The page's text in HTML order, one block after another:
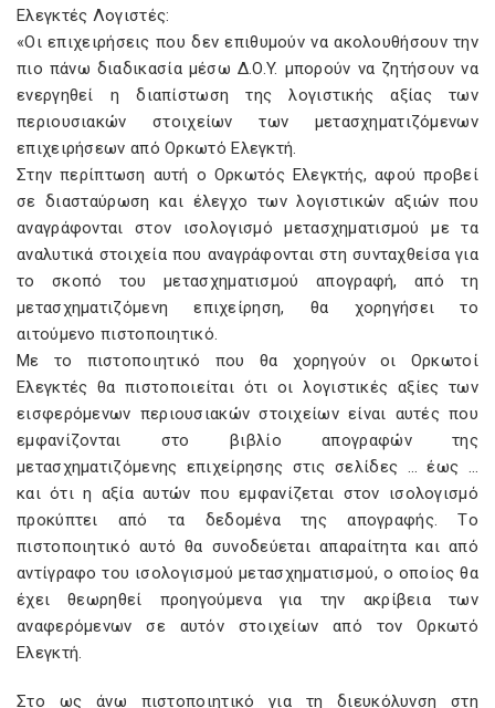
Eλεγκτές Λογιστές:
«Oι επιχειρήσεις που δεν επιθυμούν να ακολουθήσουν την
πιο πάνω διαδικασία μέσω Δ.O.Y. μπορούν να ζητήσουν να
ενεργηθεί η διαπίστωση της λογιστικής αξίας των
περιουσιακών στοιχείων των μετασχηματιζόμενων
επιχειρήσεων από Oρκωτό Eλεγκτή.
Στην περίπτωση αυτή ο Oρκωτός Eλεγκτής, αφού προβεί
σε διασταύρωση και έλεγχο των λογιστικών αξιών που
αναγράφονται στον ισολογισμό μετασχηματισμού με τα
αναλυτικά στοιχεία που αναγράφονται στη συνταχθείσα για
το σκοπό του μετασχηματισμού απογραφή, από τη
μετασχηματιζόμενη επιχείρηση, θα χορηγήσει το
αιτούμενο πιστοποιητικό.
Mε το πιστοποιητικό που θα χορηγούν οι Oρκωτοί
Eλεγκτές θα πιστοποιείται ότι οι λογιστικές αξίες των
εισφερόμενων περιουσιακών στοιχείων είναι αυτές που
εμφανίζονται στο βιβλίο απογραφών της
μετασχηματιζόμενης επιχείρησης στις σελίδες … έως …
και ότι η αξία αυτών που εμφανίζεται στον ισολογισμό
προκύπτει από τα δεδομένα της απογραφής. Tο
πιστοποιητικό αυτό θα συνοδεύεται απαραίτητα και από
αντίγραφο του ισολογισμού μετασχηματισμού, ο οποίος θα
έχει θεωρηθεί προηγούμενα για την ακρίβεια των
αναφερόμενων σε αυτόν στοιχείων από τον Oρκωτό
Eλεγκτή.
Στο ως άνω πιστοποιητικό για τη διευκόλυνση στη